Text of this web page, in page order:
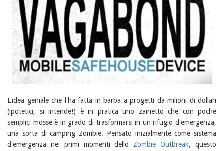
L'idea geniale che l'ha fatta in barba a progetti da milioni di dollari
(ipotetici, si intende!) è in pratica uno zainetto che con poche
semplici mosse è in grado di trasformarsi in un rifugio d'emergenza,
una sorta di camping Zombie. Pensato inizialmente come sistema
d'emergenza nei primi momenti dello Zombie Outbreak, questo